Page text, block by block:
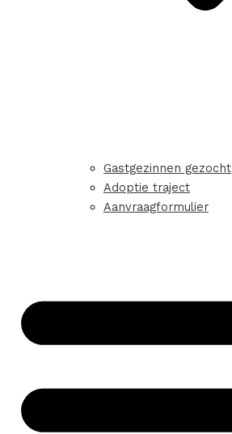
Gastgezinnen gezocht
Adoptie traject
Aanvraagformulier